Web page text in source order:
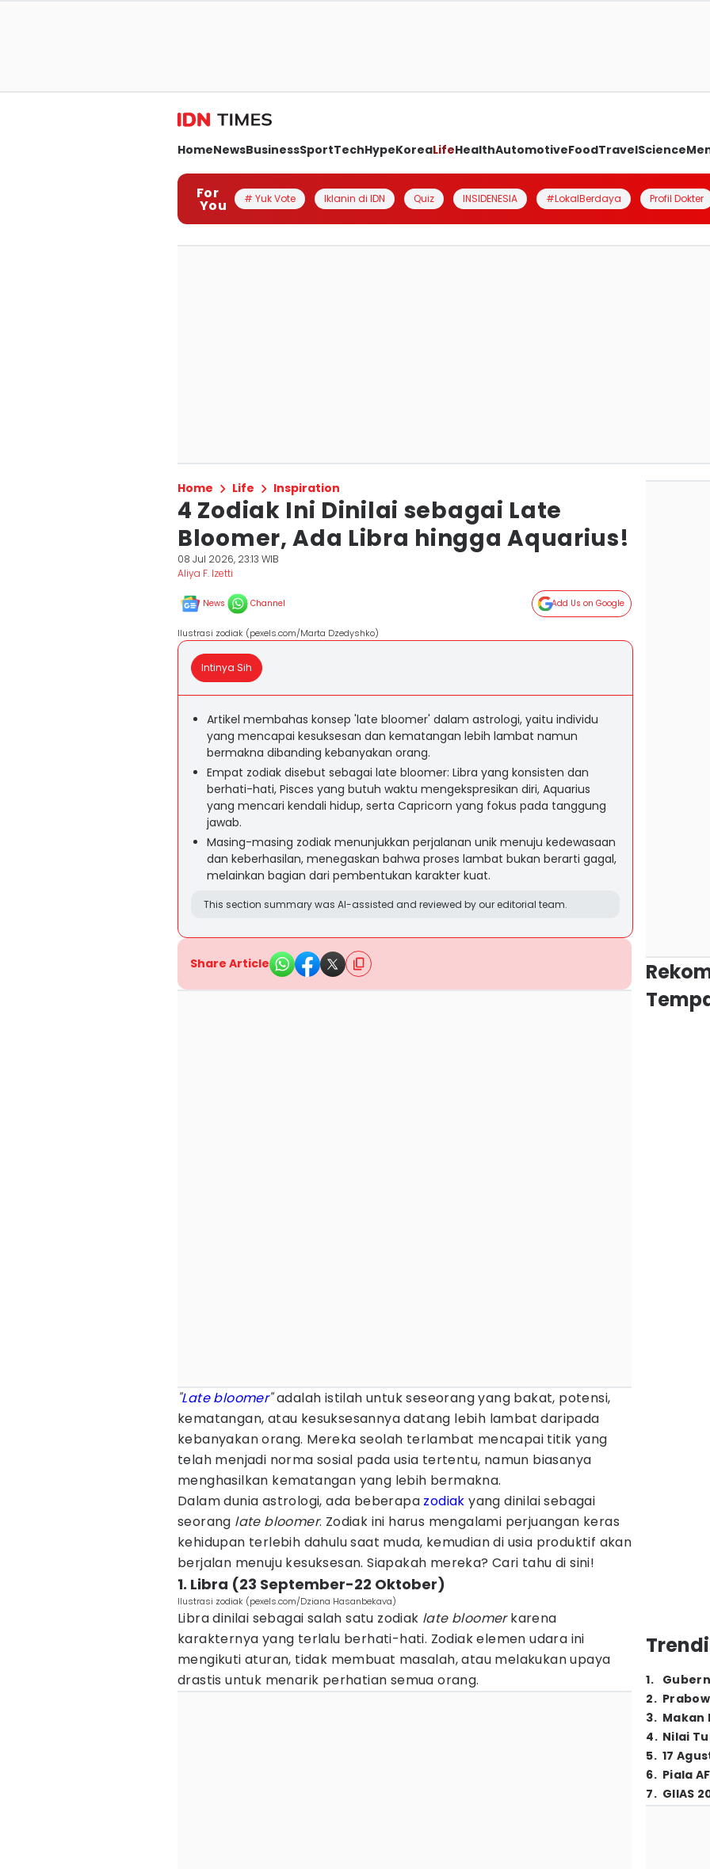
HomeNewsBusinessSportTechHypeKoreaLifeHealthAutomotiveFoodTravelScience
For
You # Yuk Vote Iklanin di IDN Quiz INSIDENESIA #LokalBerdaya Profil Dokter
Home Life Inspiration
4 Zodiak Ini Dinilai sebagai Late
Bloomer, Ada Libra hingga Aquarius!
08 Jul 2026, 23:13 WIB
Aliya F. Izetti
News Channel Add Us on Google
Ilustrasi zodiak (pexels.com/Marta Dzedyshko)
Intinya Sih
Artikel membahas konsep 'late bloomer' dalam astrologi, yaitu individu
yang mencapai kesuksesan dan kematangan lebih lambat namun
bermakna dibanding kebanyakan orang.
Empat zodiak disebut sebagai late bloomer: Libra yang konsisten dan
berhati-hati, Pisces yang butuh waktu mengekspresikan diri, Aquarius
yang mencari kendali hidup, serta Capricorn yang fokus pada tanggung
jawab.
Masing-masing zodiak menunjukkan perjalanan unik menuju kedewasaan
dan keberhasilan, menegaskan bahwa proses lambat bukan berarti gagal,
melainkan bagian dari pembentukan karakter kuat.
This section summary was AI-assisted and reviewed by our editorial team.
Share Article
"Late bloomer"adalah istilah untuk seseorang yang bakat, potensi,
kematangan, atau kesuksesannya datang lebih lambat daripada
kebanyakan orang. Mereka seolah terlambat mencapai titik yang
telah menjadi norma sosial pada usia tertentu, namun biasanya
menghasilkan kematangan yang lebih bermakna.
Dalam dunia astrologi, ada beberapa zodiak yang dinilai sebagai
seorang late bloomer. Zodiak ini harus mengalami perjuangan keras
kehidupan terlebih dahulu saat muda, kemudian di usia produktif akan
berjalan menuju kesuksesan. Siapakah mereka? Cari tahu di sini!
1. Libra (23 September-22 Oktober)
Ilustrasi zodiak (pexels.com/Dziana Hasanbekava)
Libra dinilai sebagai salah satu zodiak late bloomerkarena
karakternya yang terlalu berhati-hati. Zodiak elemen udara ini
mengikuti aturan, tidak membuat masalah, atau melakukan upaya
drastis untuk menarik perhatian semua orang.
1.
2.
3. Makan
4. Nilai
5. 17
6. Piala
7. GIIAS